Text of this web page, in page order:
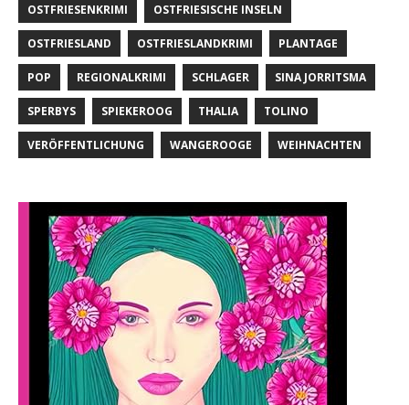
OSTFRIESENKRIMI OSTFRIESISCHE INSELN
OSTFRIESLAND OSTFRIESLANDKRIMI PLANTAGE
POP REGIONALKRIMI SCHLAGER SINA JORRITSMA
SPERBYS SPIEKEROOG THALIA TOLINO
VERÖFFENTLICHUNG WANGEROOGE WEIHNACHTEN